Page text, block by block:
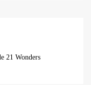
21 Wonders